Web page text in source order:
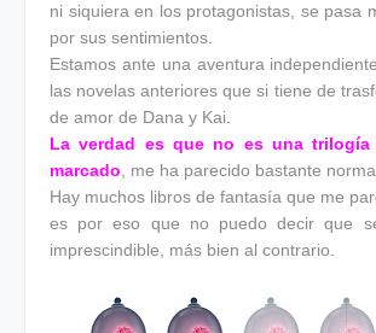
ni siquiera en los protagonistas, se pasa
por sus sentimientos.
Estamos ante una aventura
las novelas anteriores que si tiene de
de amor de Dana y Kai.
La verdad es que no es una trilogía
marcado , me ha parecido bastante
Hay muchos libros de fantasía que me
es por eso que no puedo decir que
imprescindible, más bien al contrario.